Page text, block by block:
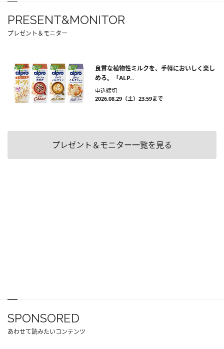
PRESENT&MONITOR
プレゼント＆モニター
良質な植物性ミルクを、手軽においしく楽し
める。「ALP...
申込締切
2026.08.29（土）23:59まで
プレゼント＆モニター一覧を見る
SPONSORED
あわせて読みたいコンテンツ